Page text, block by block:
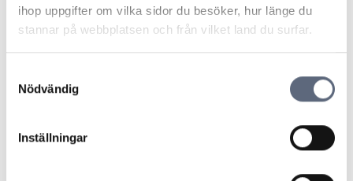
ihop uppgifter om vilka sidor du besöker, hur länge du
stannar på webbplatsen och från vilket land du surfar.
Nödvändig
Inställningar
Dela sidan
Dela sidan på Facebook
Dela sidan på Linkedin
Skriv ut sidan